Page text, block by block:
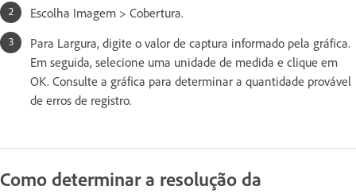
Escolha Imagem > Cobertura.
Para Largura, digite o valor de captura informado pela gráfica.
Em seguida, selecione uma unidade de medida e clique em
OK. Consulte a gráfica para determinar a quantidade provável
de erros de registro.
Como determinar a resolução da